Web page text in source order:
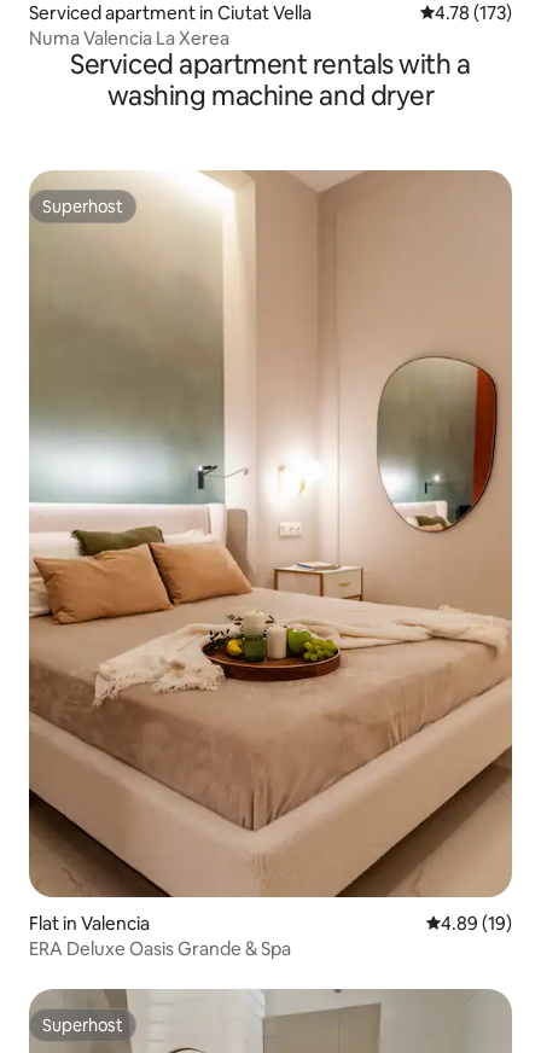
Serviced apartment in Ciutat Vella 4.78 out of 5
4.78 (173)
Numa Valencia La Xerea
Serviced apartment rentals with a
washing machine and dryer
Superhost
Superhost
Flat in Valencia 4.89 out of 5
4.89 (19)
ERA Deluxe Oasis Grande & Spa
Superhost
Superhost